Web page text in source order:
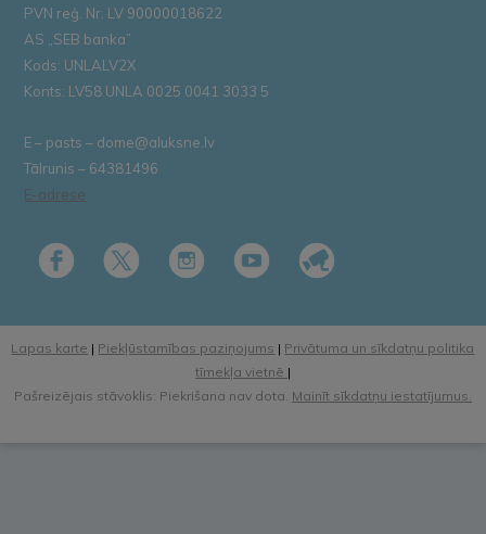
PVN reģ. Nr. LV 90000018622
AS „SEB banka”
Kods: UNLALV2X
Konts: LV58 UNLA 0025 0041 3033 5
E – pasts – dome@aluksne.lv
Tālrunis – 64381496
E-adrese
Lapas karte | Piekļūstamības paziņojums | Privātuma un sīkdatņu politika
tīmekļa vietnē |
Pašreizējais stāvoklis: Piekrišana nav dota. Mainīt sīkdatņu iestatījumus.